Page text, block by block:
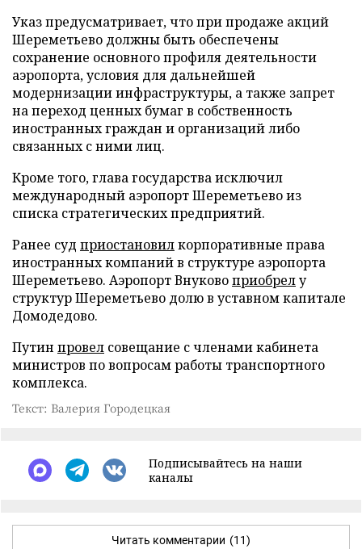
Указ предусматривает, что при продаже акций
Шереметьево должны быть обеспечены
сохранение основного профиля деятельности
аэропорта, условия для дальнейшей
модернизации инфраструктуры, а также запрет
на переход ценных бумаг в собственность
иностранных граждан и организаций либо
связанных с ними лиц.
Кроме того, глава государства исключил
международный аэропорт Шереметьево из
списка стратегических предприятий.
Ранее суд приостановилкорпоративные права
иностранных компаний в структуре аэропорта
Шереметьево. Аэропорт Внуковоприобрелу
структур Шереметьево долю в уставном капитале
Домодедово.
Путин провел совещание с членами кабинета
министров по вопросам работы транспортного
комплекса.
Текст: Валерия Городецкая
Подписывайтесь на наши
каналы
Читать комментарии (11)